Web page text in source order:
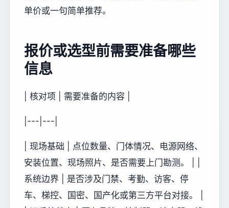
单价或一句简单推荐。
报价或选型前需要准备哪些
信息
| 核对项 | 需要准备的内容 |
|---|---|
| 现场基础 | 点位数量、门体情况、电源网络、
安装位置、现场照片、是否需要上门勘测。 | |
系统边界 | 是否涉及门禁、考勤、访客、停
车、梯控、国密、国产化或第三方平台对接。 |